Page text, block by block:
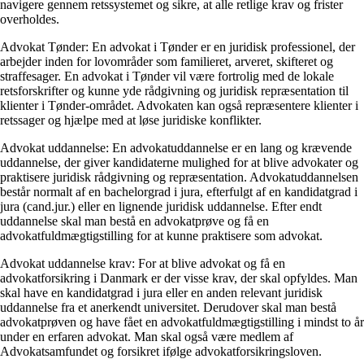
navigere gennem retssystemet og sikre, at alle retlige krav og frister
overholdes.
Advokat Tønder: En advokat i Tønder er en juridisk professionel, der
arbejder inden for lovområder som familieret, arveret, skifteret og
straffesager. En advokat i Tønder vil være fortrolig med de lokale
retsforskrifter og kunne yde rådgivning og juridisk repræsentation til
klienter i Tønder-området. Advokaten kan også repræsentere klienter i
retssager og hjælpe med at løse juridiske konflikter.
Advokat uddannelse: En advokatuddannelse er en lang og krævende
uddannelse, der giver kandidaterne mulighed for at blive advokater og
praktisere juridisk rådgivning og repræsentation. Advokatuddannelsen
består normalt af en bachelorgrad i jura, efterfulgt af en kandidatgrad i
jura (cand.jur.) eller en lignende juridisk uddannelse. Efter endt
uddannelse skal man bestå en advokatprøve og få en
advokatfuldmægtigstilling for at kunne praktisere som advokat.
Advokat uddannelse krav: For at blive advokat og få en
advokatforsikring i Danmark er der visse krav, der skal opfyldes. Man
skal have en kandidatgrad i jura eller en anden relevant juridisk
uddannelse fra et anerkendt universitet. Derudover skal man bestå
advokatprøven og have fået en advokatfuldmægtigstilling i mindst to år
under en erfaren advokat. Man skal også være medlem af
Advokatsamfundet og forsikret ifølge advokatforsikringsloven.